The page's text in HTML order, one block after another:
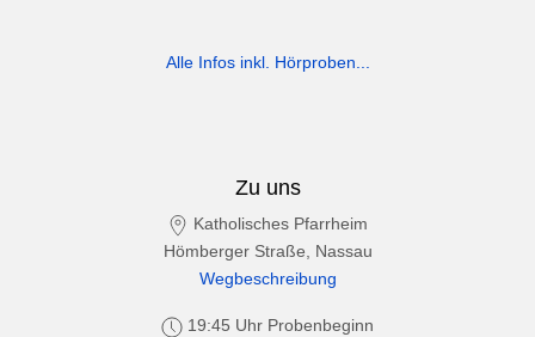
Alle Infos inkl. Hörproben...
Zu uns
Katholisches Pfarrheim
Hömberger Straße, Nassau
Wegbeschreibung
19:45 Uhr Probenbeginn